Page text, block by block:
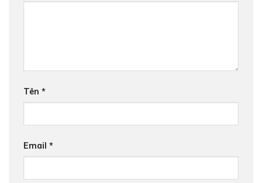
Tên *
Email *